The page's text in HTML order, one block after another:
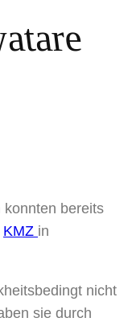
konnten bereits
KMZ in
nicht
sie durch